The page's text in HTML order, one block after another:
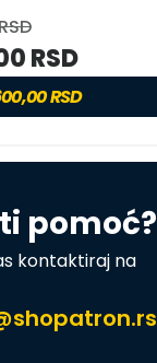
RSD
RSD
pomoć?
kontaktiraj na